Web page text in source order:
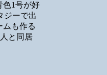
色1号が好
ジーで出
ムも作る
と同居